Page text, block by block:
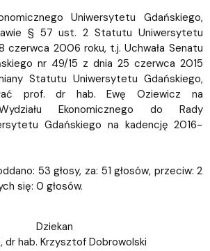
Uniwersytetu Gdańskiego,
§ 57 ust. 2 Statutu Uniwersytetu
czerwca 2006 roku, t.j. Uchwała Senatu
nr 49/15 z dnia 25 czerwca 2015
Statutu Uniwersytetu Gdańskiego,
prof. dr hab. Ewę Oziewicz na
Ekonomicznego do Rady
Gdańskiego na kadencję 2016-
53 głosy, za: 51 głosów, przeciw: 2
się: 0 głosów.
Dziekan
dr hab. Krzysztof Dobrowolski